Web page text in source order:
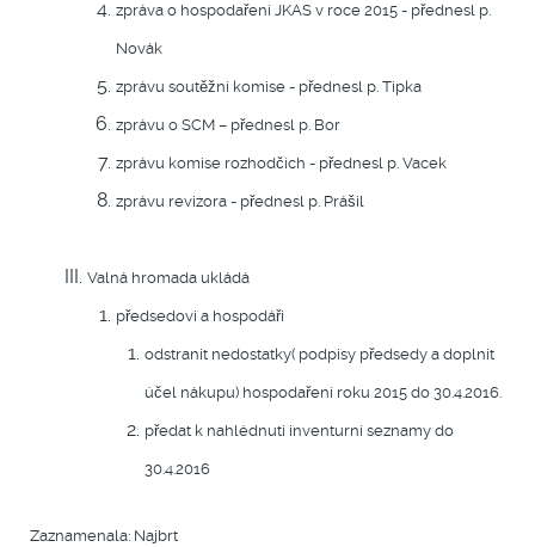
zpráva o hospodaření JKAS v roce 2015 - přednesl p.
Novák
zprávu soutěžní komise - přednesl p. Tipka
zprávu o SCM – přednesl p. Bor
zprávu komise rozhodčích - přednesl p. Vacek
zprávu revizora - přednesl p. Prášil
Valná hromada ukládá
předsedovi a hospodáři
odstranit nedostatky( podpisy předsedy a doplnit
účel nákupu) hospodaření roku 2015 do 30.4.2016.
předat k nahlédnutí inventurní seznamy do
30.4.2016
Zaznamenala: Najbrt